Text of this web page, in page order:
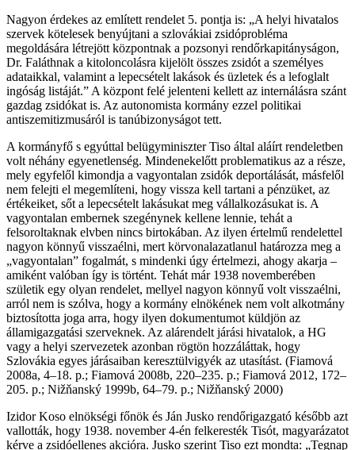
Nagyon érdekes az említett rendelet 5. pontja is: „A helyi hivatalos
szervek kötelesek benyújtani a szlovákiai zsidóprobléma
megoldására létrejött központnak a pozsonyi rendőrkapitányságon,
Dr. Faláthnak a kitoloncolásra kijelölt összes zsidót a személyes
adataikkal, valamint a lepecsételt lakások és üzletek és a lefoglalt
ingóság listáját.” A központ felé jelenteni kellett az internálásra szánt
gazdag zsidókat is. Az autonomista kormány ezzel politikai
antiszemitizmusáról is tanúbizonyságot tett.
A kormányfő s egyúttal belügyminiszter Tiso által aláírt rendeletben
volt néhány egyenetlenség. Mindenekelőtt problematikus az a része,
mely egyfelől kimondja a va­gyontalan zsidók deportálását, másfelől
nem felejti el megemlíteni, hogy vissza kell tartani a pénzüket, az
értékeiket, sőt a lepecsételt lakásukat meg vállalkozásukat is. A
vagyontalan embernek szegénynek kellene lennie, tehát a
felsoroltaknak elvben nincs birtokában. Az ilyen értelmű rendelettel
nagyon könnyű visszaélni, mert körvonalazatlanul határozza meg a
„vagyontalan” fogalmát, s mindenki úgy értelmezi, ahogy akarja –
amiként valóban így is történt. Tehát már 1938 novemberében
születik egy olyan rendelet, mellyel nagyon könnyű volt visszaélni,
arról nem is szólva, hogy a kormány elnökének nem volt alkotmány
biztosította joga arra, hogy ilyen dokumentumot küldjön az
államigazgatási szerveknek. Az alárendelt járási hivatalok, a HG
vagy a helyi szervezetek azonban rögtön hozzáláttak, hogy
Szlovákia egyes járásaiban keresztülvigyék az utasítást. (Fiamová
2008a, 4–18. p.; Fiamová 2008b, 220–235. p.; Fiamová 2012, 172–
205. p.; Nižňanský 1999b, 64–79. p.; Nižňanský 2000)
Izidor Koso elnökségi főnök és Ján Jusko rendőrigazgató később azt
vallották, hogy 1938. november 4-én felkeresték Tisót, magyarázatot
kérve a zsidóellenes akcióra. Jusko szerint Tiso ezt mondta: „Tegnap